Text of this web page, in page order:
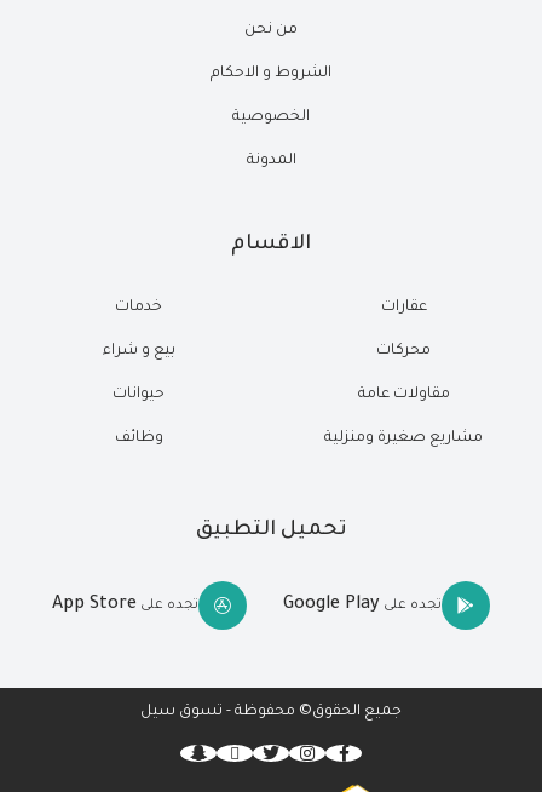
من نحن
الشروط و الاحكام
الخصوصية
المدونة
الاقسام
عقارات
محركات
مقاولات عامة
مشاريع صغيرة ومنزلية
خدمات
بيع و شراء
حيوانات
وظائف
تحميل التطبيق
تجده على Google Play تجده على App Store
جميع الحقوق© محفوظة - تسوق سيل